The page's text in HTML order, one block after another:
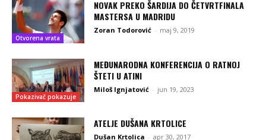
Otvorena vrata
NOVAK PREKO ŠARDIJA DO ČETVRTFINALA
MASTERSA U MADRIDU
Zoran Todorović - maj 9, 2019
Pokazivač pokazuje
MEĐUNARODNA KONFERENCIJA O RATNOJ
ŠTETI U ATINI
Miloš Ignjatović - jun 19, 2023
ATELJE DUŠANA KRTOLICE
Dušan Krtolica - apr 30, 2017